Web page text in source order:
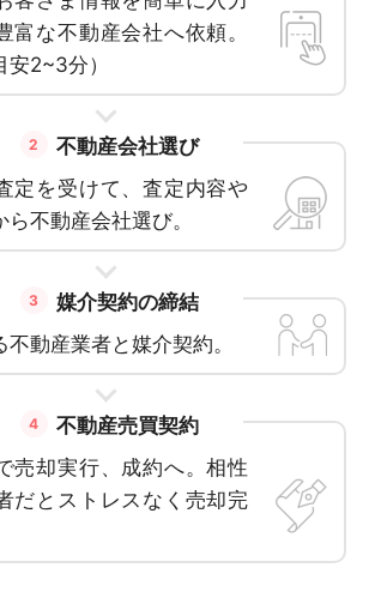
富な不動産会社へ依頼。
安2~3分）
2
不動産会社選び
定を受けて、査定内容や
不動産会社選び。
3
媒介契約の締結
動産業者と媒介契約。
4
不動産売買契約
売却実行、成約へ。相性
だとストレスなく売却完